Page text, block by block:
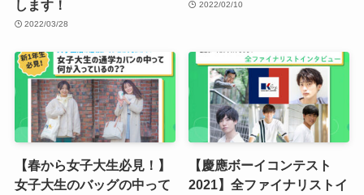
します！
2022/03/28
2022/02/10
【春から女子大生必見！】
女子大生のバッグの中って
【慶應ボーイコンテスト
2021】全ファイナリストイ